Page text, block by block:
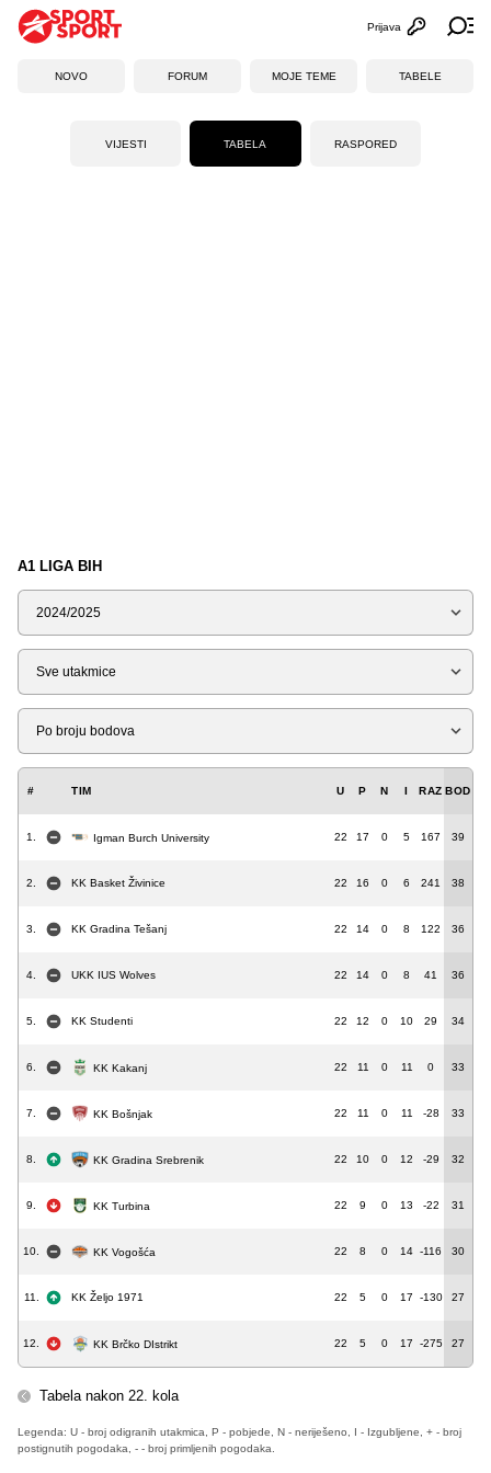
Otvori
Prijava
NOVO FORUM MOJE TEME TABELE
VIJESTI TABELA RASPORED
A1 LIGA BIH
Sezona
Tip
Liga
# TIM U P N I RAZ BOD
1. Igman Burch University 22 17 0 5 167 39
2. KK Basket Živinice 22 16 0 6 241 38
3. KK Gradina Tešanj 22 14 0 8 122 36
4. UKK IUS Wolves 22 14 0 8 41 36
5. KK Studenti 22 12 0 10 29 34
6. KK Kakanj 22 11 0 11 0 33
7. KK Bošnjak 22 11 0 11 -28 33
8. KK Gradina Srebrenik 22 10 0 12 -29 32
9. KK Turbina 22 9 0 13 -22 31
10. KK Vogošća 22 8 0 14 -116 30
11. KK Željo 1971 22 5 0 17 -130 27
12. KK Brčko DIstrikt 22 5 0 17 -275 27
Tabela nakon 22. kola
Legenda: U - broj odigranih utakmica, P - pobjede, N - neriješeno, I - Izgubljene, + - broj
postignutih pogodaka, - - broj primljenih pogodaka.